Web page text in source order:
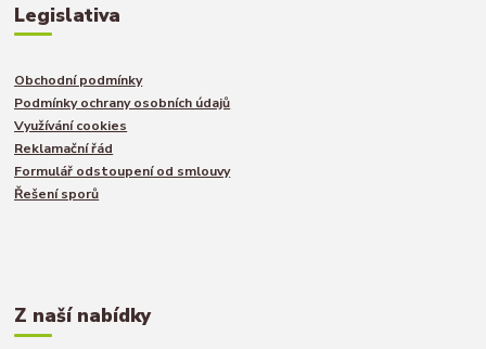
Legislativa
Obchodní podmínky
Podmínky ochrany osobních údajů
Využívání cookies
Reklamační řád
Formulář odstoupení od smlouvy
Řešení sporů
Z naší nabídky